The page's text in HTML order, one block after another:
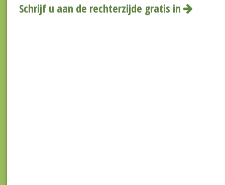
Schrijf u aan de rechterzijde gratis in